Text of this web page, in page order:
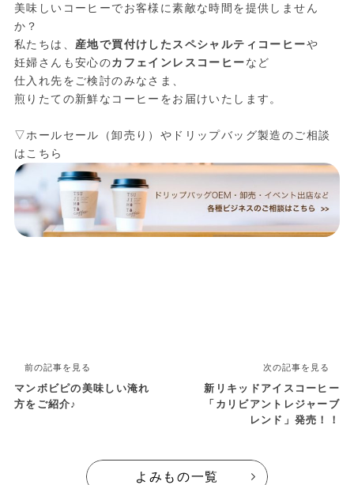
美味しいコーヒーでお客様に素敵な時間を提供しません
か？
私たちは、 産地で買付けしたスペシャルティコーヒーや
妊婦さんも安心のカフェインレスコーヒーなど
仕入れ先をご検討のみなさま、
煎りたての新鮮なコーヒーをお届けいたします。
▽ホールセール（卸売り）やドリップバッグ製造のご相談
はこちら
前の記事を見る
マンボビピの美味しい淹れ
方をご紹介♪
よみもの一覧
次の記事を見る
新リキッドアイスコーヒー
「カリビアントレジャーブ
レンド」発売！！